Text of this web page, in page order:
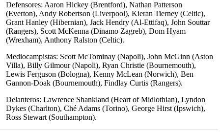
Defensores: Aaron Hickey (Brentford), Nathan Patterson
(Everton), Andy Robertson (Liverpool), Kieran Tierney (Celtic),
Grant Hanley (Hibernian), Jack Hendry (Al-Ettifaq), John Souttar
(Rangers), Scott McKenna (Dinamo Zagreb), Dom Hyam
(Wrexham), Anthony Ralston (Celtic).
Mediocampistas: Scott McTominay (Napoli), John McGinn (Aston
Villa), Billy Gilmour (Napoli), Ryan Christie (Bournemouth),
Lewis Ferguson (Bologna), Kenny McLean (Norwich), Ben
Gannon-Doak (Bournemouth), Findlay Curtis (Rangers).
Delanteros: Lawrence Shankland (Heart of Midlothian), Lyndon
Dykes (Charlton), Ché Adams (Torino), George Hirst (Ipswich),
Ross Stewart (Southampton).